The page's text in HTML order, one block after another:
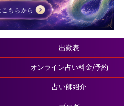
出勤表
オンライン占い料金/予約
占い師紹介